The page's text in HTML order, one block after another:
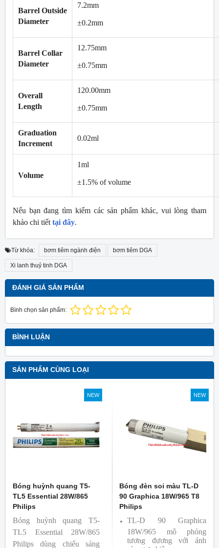
Barrel Outside
Diameter
7.2mm
±0.2mm
Barrel Collar
Diameter
12.75mm
±0.75mm
Overall
Length
120.00mm
±0.75mm
Graduation
Increment
0.02ml
Volume
1ml
±1.5% of volume
Nếu bạn đang tìm kiếm các sản phẩm khác, vui lòng tham
khảo chi tiết tại đây.
Từ khóa: bơm tiêm ngành điện bơm tiêm DGA
Xi lanh thuỷ tinh DGA
ĐÁNH GIÁ SẢN PHẨM
Bình chọn sản phẩm:
BÌNH LUẬN
SẢN PHẨM CÙNG LOẠI
NEW
Bóng huỳnh quang T5-
TL5 Essential 28W/865
Philips
Bóng huỳnh quang T5-
TL5 Essential 28W/865
Philips dùng chiếu sáng
NEW
Bóng đèn soi màu TL-D
90 Graphica 18W/965 T8
Philips
TL-D 90 Graphica
18W/965 mô phỏng
tương đương với ánh